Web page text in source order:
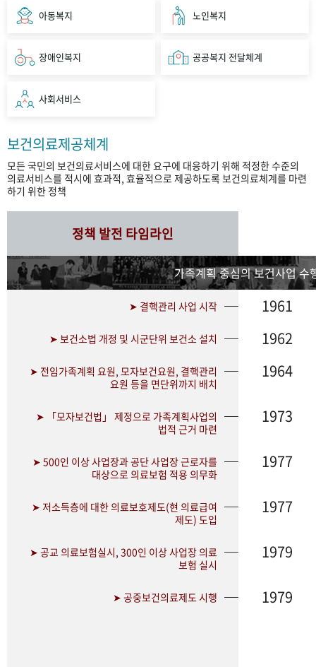
아동복지 노인복지
장애인복지 공공복지 전달체계
사회서비스
보건의료제공체계
모든 국민의 보건의료서비스에 대한 요구에 대응하기 위해 적정한 수준의
의료서비스를 적시에 효과적, 효율적으로 제공하도록 보건의료체계를 마련
하기 위한 정책
정책 발전 타임라인
가족계획 중심의 보건사업 수
➤ 결핵관리 사업 시작 1961
➤ 보건소법 개정 및 시군단위 보건소 설치 1962
➤ 전임가족계획 요원, 모자보건요원, 결핵관리
요원 등을 면단위까지 배치
1964
➤ 「모자보건법」 제정으로 가족계획사업의
법적 근거 마련
1973
➤ 500인 이상 사업장과 공단 사업장 근로자를
대상으로 의료보험 적용 의무화
1977
➤ 저소득층에 대한 의료보호제도(현 의료급여
제도) 도입
1977
➤ 공교 의료보험실시, 300인 이상 사업장 의료
보험 실시
1979
➤ 공중보건의료제도 시행 1979